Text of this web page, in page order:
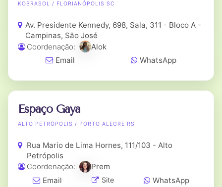
KOBRASOL / FLORIANÓPOLIS SC
Av. Presidente Kennedy, 698, Sala, 311 - Bloco A -
Campinas, São José
Coordenação:
Alok
Email
WhatsApp
Espaço Gaya
ALTO PETRÓPOLIS / PORTO ALEGRE RS
Rua Mario de Lima Hornes, 111/103 - Alto
Petrópolis
Coordenação:
Prem
Email
Site WhatsApp